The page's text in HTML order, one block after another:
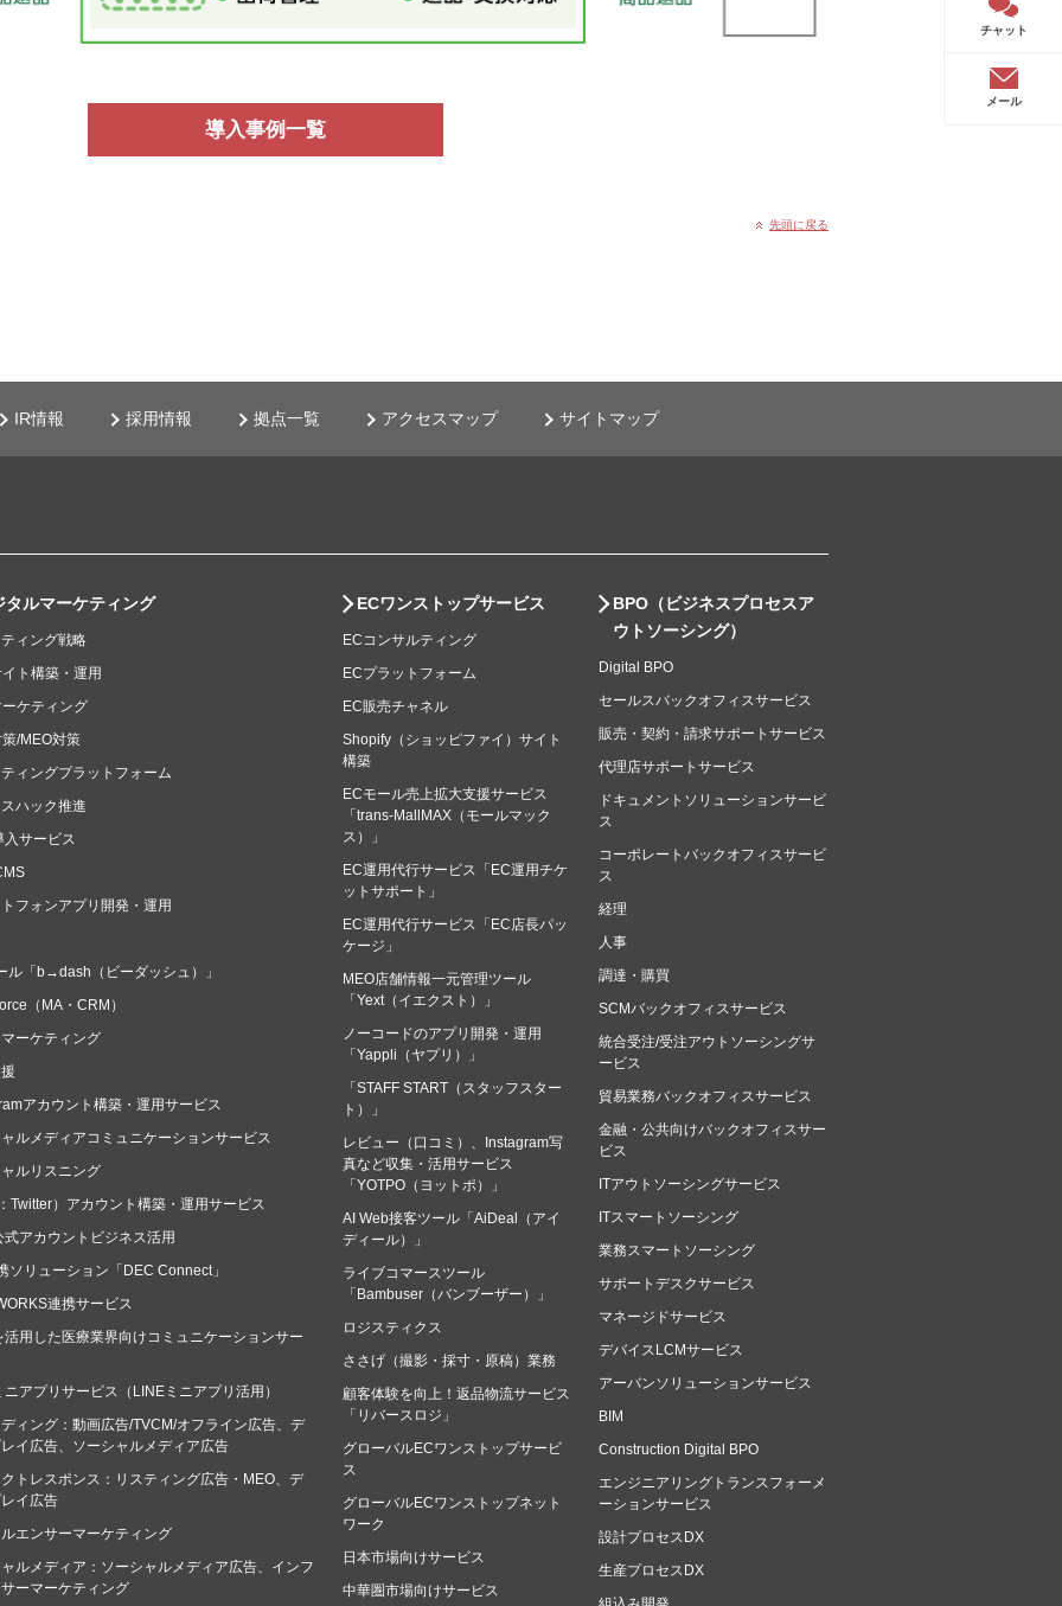
導入事例一覧
先頭に戻る
チャット
メール
IR情報 採用情報 拠点一覧 アクセスマップ サイトマップ
タルマーケティング
ィング戦略
ト構築・運用
ケティング
/MEO対策
ィングプラットフォーム
ハック推進
入サービス
フォンアプリ開発・運用
ル「b→dash（ビーダッシュ）」
（MA・CRM）
ーケティング
アカウント構築・運用サービス
ルメディアコミュニケーションサービス
ルリスニング
Twitter）アカウント構築・運用サービス
式アカウントビジネス活用
ソリューション「DEC Connect」
連携サービス
活用した医療業界向けコミュニケーションサー
ニアプリサービス（LINEミニアプリ活用）
ィング：動画広告/TVCM/オフライン広告、デ
イ広告、ソーシャルメディア広告
トレスポンス：リスティング広告・MEO、デ
イ広告
エンサーマーケティング
ルメディア：ソーシャルメディア広告、インフ
ーマーケティング
ECワンストップサービス
ECコンサルティング
ECプラットフォーム
EC販売チャネル
Shopify（ショッピファイ）サイト
構築
ECモール売上拡大支援サービス
「trans-MallMAX（モールマック
ス）」
EC運用代行サービス「EC運用チケ
ットサポート」
EC運用代行サービス「EC店長パッ
ケージ」
MEO店舗情報一元管理ツール
「Yext（イエクスト）」
ノーコードのアプリ開発・運用
「Yappli（ヤプリ）」
「STAFF START（スタッフスター
ト）」
レビュー（口コミ）、Instagram写
真など収集・活用サービス
「YOTPO（ヨットポ）」
AI Web接客ツール「AiDeal（アイ
ディール）」
ライブコマースツール
「Bambuser（バンブーザー）」
ロジスティクス
ささげ（撮影・採寸・原稿）業務
顧客体験を向上！返品物流サービス
「リバースロジ」
グローバルECワンストップサービ
ス
グローバルECワンストップネット
ワーク
日本市場向けサービス
中華圏市場向けサービス
BPO（ビジネスプロセスア
ウトソーシング）
Digital BPO
セールスバックオフィスサービス
販売・契約・請求サポートサービス
代理店サポートサービス
ドキュメントソリューションサービ
ス
コーポレートバックオフィスサービ
ス
経理
人事
調達・購買
SCMバックオフィスサービス
統合受注/受注アウトソーシングサ
ービス
貿易業務バックオフィスサービス
金融・公共向けバックオフィスサー
ビス
ITアウトソーシングサービス
ITスマートソーシング
業務スマートソーシング
サポートデスクサービス
マネージドサービス
デバイスLCMサービス
アーバンソリューションサービス
BIM
Construction Digital BPO
エンジニアリングトランスフォーメ
ーションサービス
設計プロセスDX
生産プロセスDX